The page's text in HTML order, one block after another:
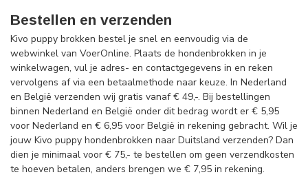
Bestellen en verzenden
Kivo puppy brokken bestel je snel en eenvoudig via de
webwinkel van VoerOnline. Plaats de hondenbrokken in je
winkelwagen, vul je adres- en contactgegevens in en reken
vervolgens af via een betaalmethode naar keuze. In Nederland
en België verzenden wij gratis vanaf € 49,-. Bij bestellingen
binnen Nederland en België onder dit bedrag wordt er € 5,95
voor Nederland en € 6,95 voor België in rekening gebracht. Wil je
jouw Kivo puppy hondenbrokken naar Duitsland verzenden? Dan
dien je minimaal voor € 75,- te bestellen om geen verzendkosten
te hoeven betalen, anders brengen we € 7,95 in rekening.